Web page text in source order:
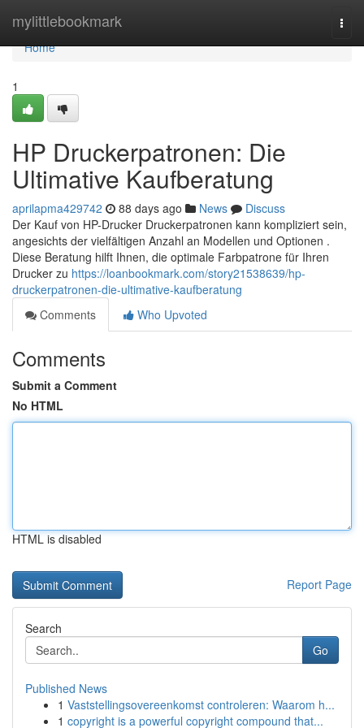
mylittlebookmark
Home
Home
1
HP Druckerpatronen: Die
Ultimative Kaufberatung
aprilapma429742 88 days ago News
Discuss
Der Kauf von HP-Drucker Druckerpatronen kann kompliziert sein,
angesichts der vielfältigen Anzahl an Modellen und Optionen .
Diese Beratung hilft Ihnen, die optimale Farbpatrone für Ihren
Drucker zu https://loanbookmark.com/story21538639/hp-
druckerpatronen-die-ultimative-kaufberatung
Comments
Who Upvoted
Comments
Submit a Comment
No HTML
HTML is disabled
Report Page
Search
Go
Published News
1 Vaststellingsovereenkomst controleren: Waarom h...
1 copyright is a powerful copyright compound that...